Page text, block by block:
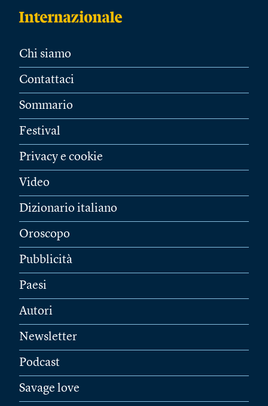
Chi siamo
Contattaci
Sommario
Festival
Privacy e cookie
Video
Dizionario italiano
Oroscopo
Pubblicità
Paesi
Autori
Newsletter
Podcast
Savage love